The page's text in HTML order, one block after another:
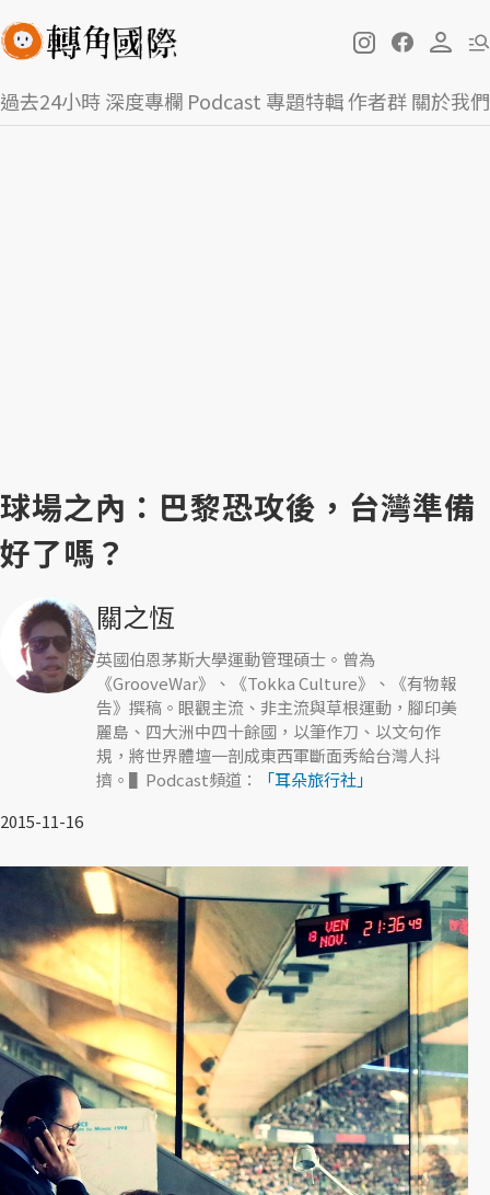
過去24小時深度專欄 Podcast 專題特輯作者群關於我們
球場之內：巴黎恐攻後，台灣準備
好了嗎？
關之恆
英國伯恩茅斯大學運動管理碩士。曾為
《GrooveWar》、《Tokka Culture》、《有物報
告》撰稿。眼觀主流、非主流與草根運動，腳印美
麗島、四大洲中四十餘國，以筆作刀、以文句作
規，將世界體壇一剖成東西軍斷面秀給台灣人抖
擠。▌Podcast頻道：
「耳朵旅行社」
2015-11-16